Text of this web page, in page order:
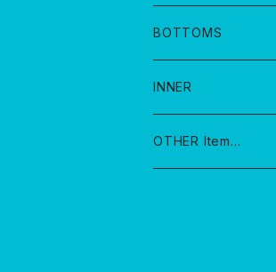
BOTTOMS
INNER
OTHER Item…